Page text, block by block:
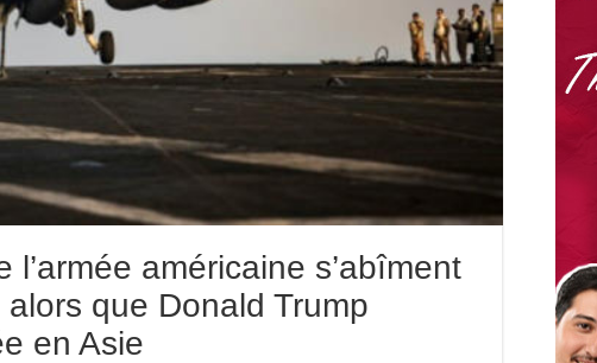
l’armée américaine s’abîment
que Donald Trump
en Asie